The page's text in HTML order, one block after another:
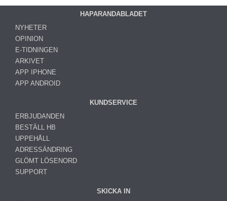
HAPARANDABLADET
NYHETER
OPINION
E-TIDNINGEN
ARKIVET
APP IPHONE
APP ANDROID
KUNDSERVICE
ERBJUDANDEN
BESTÄLL HB
UPPEHÅLL
ADRESSÄNDRING
GLÖMT LÖSENORD
SUPPORT
SKICKA IN